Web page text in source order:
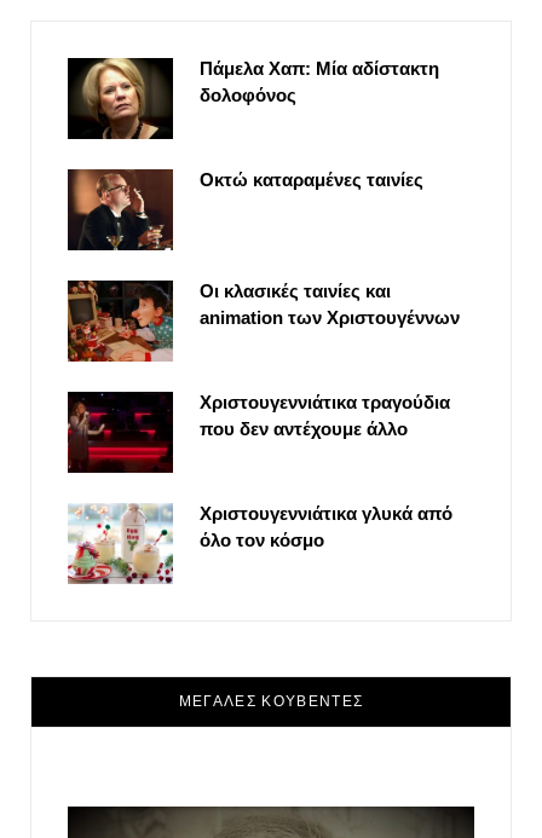
Πάμελα Χαπ: Μία αδίστακτη
δολοφόνος
Οκτώ καταραμένες ταινίες
Οι κλασικές ταινίες και
animation των Χριστουγέννων
Χριστουγεννιάτικα τραγούδια
που δεν αντέχουμε άλλο
Χριστουγεννιάτικα γλυκά από
όλο τον κόσμο
ΜΕΓΑΛΕΣ ΚΟΥΒΕΝΤΕΣ